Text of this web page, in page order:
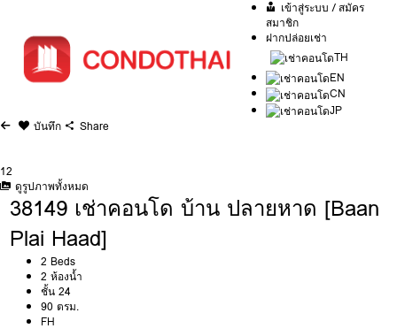
เข้าสู่ระบบ / สมัคร
สมาชิก
ฝากปล่อยเช่า
TH
EN
CN
JP
บันทึก
Share
12
ดูรูปภาพทั้งหมด
38149 เช่าคอนโด บ้าน ปลายหาด [Baan
Plai Haad]
2 Beds
2 ห้องน้ำ
ชั้น 24
90 ตรม.
FH